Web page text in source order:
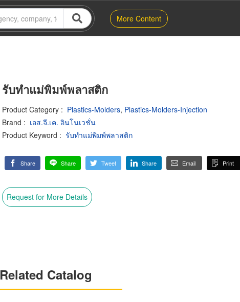
More Content
รับทำแม่พิมพ์พลาสติก
Product Category : Plastics-Molders, Plastics-Molders-Injection
Brand : เอส.จี.เค. อินโนเวชั่น
Product Keyword : รับทำแม่พิมพ์พลาสติก
Share Share Tweet Share Email Print
Request for More Details
Related Catalog